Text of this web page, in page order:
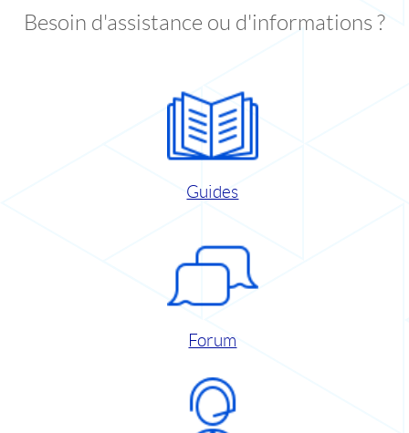
Besoin d'assistance ou d'informations ?
Guides
Forum